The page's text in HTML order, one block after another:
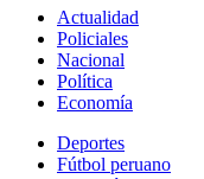
Actualidad
Policiales
Nacional
Política
Economía
Deportes
Fútbol peruano